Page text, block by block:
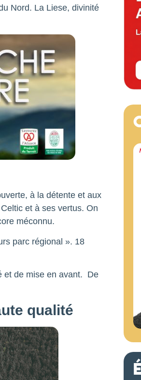
Nord. La Liese, divinité
à la détente et aux
et à ses vertus. On
méconnu.
parc régional ». 18
et de mise en avant. De
qualité